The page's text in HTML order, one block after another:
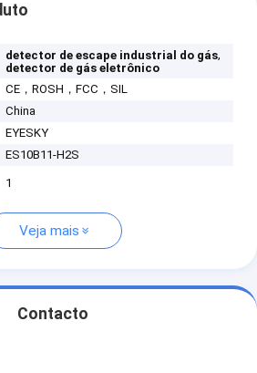
detector de escape industrial do gás,
detector de gás eletrônico
CE，ROSH，FCC，SIL
China
EYESKY
ES10B11-H2S
1
Veja mais
Contacto